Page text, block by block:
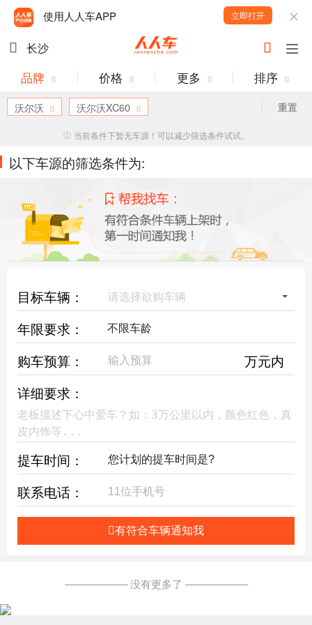
使用人人车APP 立即打开
长沙
品牌 价格 更多 排序
重置
沃尔沃 沃尔沃XC60
当前条件下暂无车源！可以减少筛选条件试试。
以下车源的筛选条件为:
目标车辆： 请选择欲购车辆
年限要求：
购车预算：
万元内
详细要求：
提车时间：
联系电话：
有符合车辆通知我
—————— 没有更多了 ——————